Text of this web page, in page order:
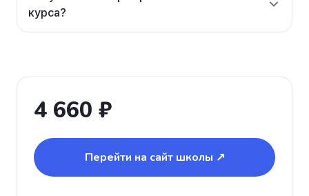
курса?
4 660 ₽
Перейти на сайт школы ↗